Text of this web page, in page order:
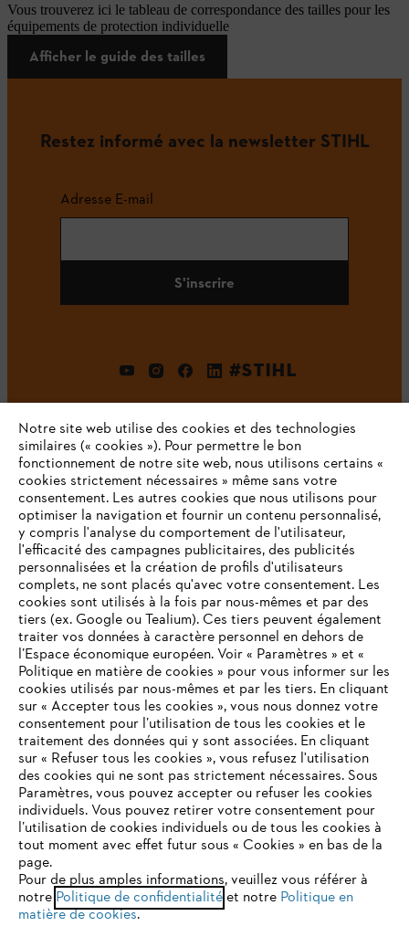
Vous trouverez ici le tableau de correspondance des tailles pour les
équipements de protection individuelle
Afficher le guide des tailles
Restez informé avec la newsletter STIHL
Adresse E-mail
S'inscrire
#STIHL
L'Entreprise
STIHL FAQ
Contact
Politique de protection des données
Mentions légales Utilisation des cookies
Informations juridiques
VOTRE NAVIGATEUR INTERNET
N'EST PLUS PRIS EN CHARGE
Vous utilisez un navigateur Internet que nous ne prenons plus
en charge, et certaines fonctionnalités de notre site ne
peuvent fonctionner correctement. Pour une utilisation
optimale de notre site, nous vous recommandons de passer à
l'un des navigateurs suivants :
Notre site web utilise des cookies et des technologies
similaires (« cookies »). Pour permettre le bon
fonctionnement de notre site web, nous utilisons certains «
cookies strictement nécessaires » même sans votre
consentement. Les autres cookies que nous utilisons pour
optimiser la navigation et fournir un contenu personnalisé,
y compris l'analyse du comportement de l'utilisateur,
l'efficacité des campagnes publicitaires, des publicités
personnalisées et la création de profils d'utilisateurs
complets, ne sont placés qu'avec votre consentement. Les
cookies sont utilisés à la fois par nous-mêmes et par des
tiers (ex. Google ou Tealium). Ces tiers peuvent également
traiter vos données à caractère personnel en dehors de
l’Espace économique européen. Voir « Paramètres » et «
Politique en matière de cookies » pour vous informer sur les
cookies utilisés par nous-mêmes et par les tiers. En cliquant
sur « Accepter tous les cookies », vous nous donnez votre
consentement pour l’utilisation de tous les cookies et le
traitement des données qui y sont associées. En cliquant
sur « Refuser tous les cookies », vous refusez l'utilisation
des cookies qui ne sont pas strictement nécessaires. Sous
Paramètres, vous pouvez accepter ou refuser les cookies
individuels. Vous pouvez retirer votre consentement pour
l’utilisation de cookies individuels ou de tous les cookies à
tout moment avec effet futur sous « Cookies » en bas de la
page.
Pour de plus amples informations, veuillez vous référer à
notre Politique de confidentialitéet notre Politique en
matière de cookies.